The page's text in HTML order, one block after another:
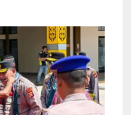
ai
l
ar